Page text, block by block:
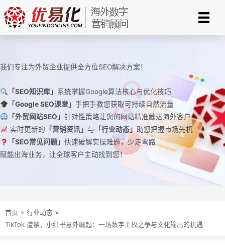
至
我们专注为外贸企业提供全方位SEO解决方案！
「SEO知识库」 系统掌握Google算法核心与优化技巧
「Google SEO课堂」 手把手教您获取可持续自然流量
「外贸网站SEO」 针对性策略让您的网站精准触达海外客户
实时更新的 「营销资讯」 与 「行业动态」 助您把握市场先机
「SEO常见问题」 快速破解实操难题，少走弯路
赋能出海业务，让全球客户主动找到您！
首页 » 行业动态 »
TikTok 遭禁，小红书意外崛起：一场数字主权之争与文化输出的机遇